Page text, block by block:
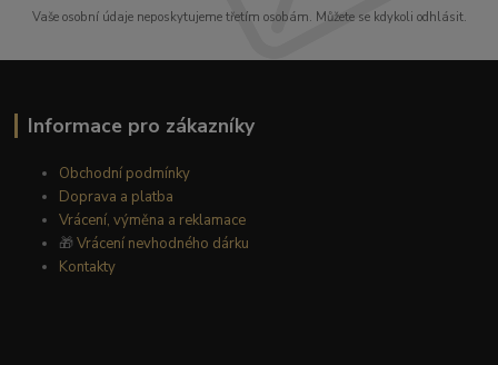
Vaše osobní údaje neposkytujeme třetím osobám. Můžete se kdykoli odhlásit.
Informace pro zákazníky
Obchodní podmínky
Doprava a platba
Vrácení, výměna a reklamace
🎁Vrácení nevhodného dárku
Kontakty